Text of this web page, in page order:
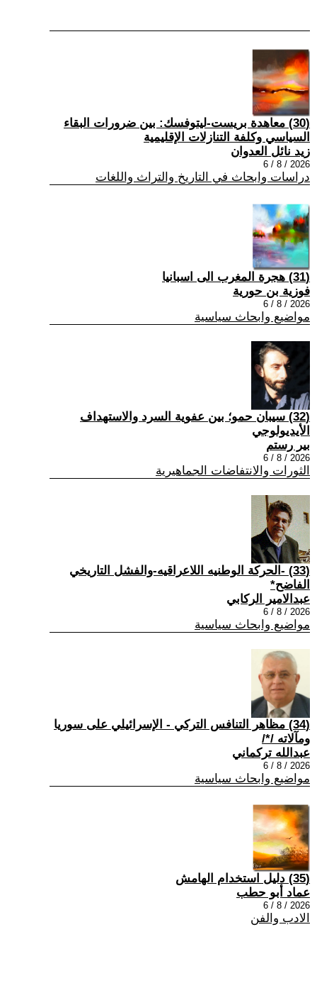
(30) معاهدة بريست-ليتوفسك: بين ضرورات البقاء
السياسي وكلفة التنازلات الإقليمية
زيد نائل العدوان
2026 / 8 / 6
دراسات وابحاث في التاريخ والتراث واللغات
(31) هجرة المغرب الى اسبانيا
فوزية بن حورية
2026 / 8 / 6
مواضيع وابحاث سياسية
(32) سيبان حمو؛ بين عفوية السرد والاستهداف
الأيديولوجي
بير رستم
2026 / 8 / 6
الثورات والانتفاضات الجماهيرية
(33) -الحركة الوطنيه اللاعراقيه-والفشل التاريخي
الفاضح*
عبدالامير الركابي
2026 / 8 / 6
مواضيع وابحاث سياسية
(34) مظاهر التنافس التركي - الإسرائيلي على سوريا
ومآلاته /*/
عبدالله تركماني
2026 / 8 / 6
مواضيع وابحاث سياسية
(35) دليل استخدام الهامش
عماد أبو حطب
2026 / 8 / 6
الادب والفن